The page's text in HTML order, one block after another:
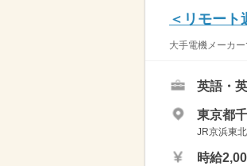
＜リモー
大手電機メーカ
英語・
東京都
JR京浜東
時給